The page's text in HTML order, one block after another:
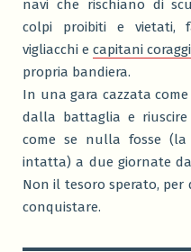
navi che rischiano di
colpi proibiti e vietati,
vigliacchi e capitani
propria bandiera.
In una gara cazzata
dalla battaglia e
come se nulla fosse
intatta) a due giornate
Non il tesoro sperato,
conquistare.